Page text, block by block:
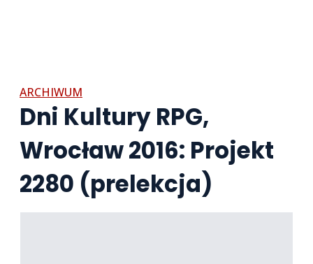
ARCHIWUM
Dni Kultury RPG,
Wrocław 2016: Projekt
2280 (prelekcja)